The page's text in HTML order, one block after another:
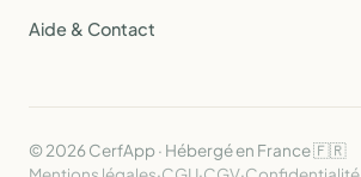
Aide & Contact
© 2026 CerfApp · Hébergé en France 🇫🇷